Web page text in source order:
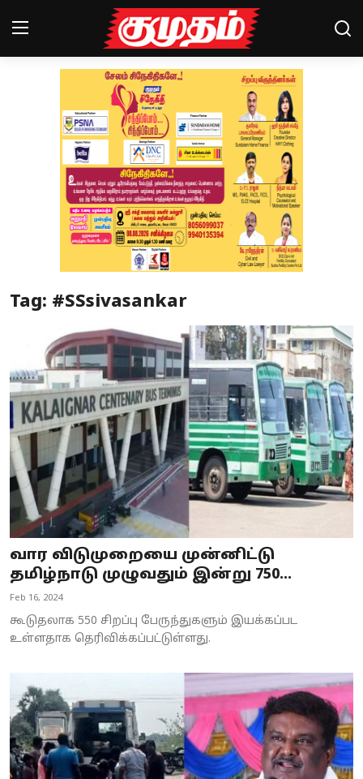
Magazines
Special Story
Business
Crime
Tamilnadu
National
World
Astrology
Spirituality
Weather
Tag: #SSsivasankar
வார விடுமுறையை முன்னிட்டு
தமிழ்நாடு முழுவதும் இன்று 750...
Feb 16, 2024
கூடுதலாக 550 சிறப்பு பேருந்துகளும் இயக்கப்பட
உள்ளதாக தெரிவிக்கப்பட்டுள்ளது.